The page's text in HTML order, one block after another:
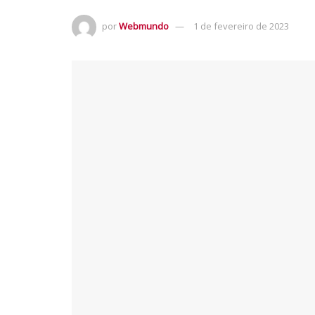
porWebmundo 1 de fevereiro de 2023